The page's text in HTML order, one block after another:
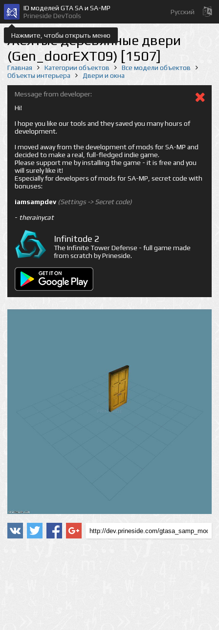
Нажмите, чтобы открыть меню
ID моделей GTA SA и SA-MP
Prineside DevTools
Русский
Желтые деревянные двери
(Gen_doorEXT09) [1507]
Главная Категории объектов
Все модели объектов
Объекты интерьера
Двери и окна
Message from developer:
Hi!
I hope you like our tools and they saved you many hours of
development.
I moved away from the development of mods for SA-MP and
decided to make a real, full-fledged indie game.
Please support me by installing the game - it is free and you
will surely like it!
Especially for developers of mods for SA-MP, secret code with
bonuses:
iamsampdev (Settings -> Secret code)
- therainycat
Infinitode 2
The Infinite Tower Defense - full game made
from scratch by Prineside.